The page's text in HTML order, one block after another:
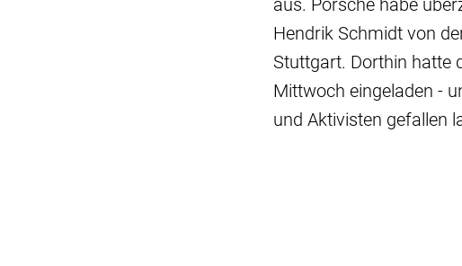
aus. Porsche habe
Hendrik Schmidt von
Stuttgart. Dorthin hatte
Mittwoch eingeladen -
und Aktivisten gefallen